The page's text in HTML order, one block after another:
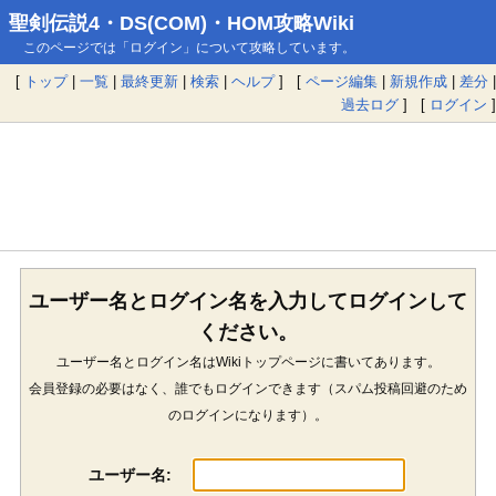
聖剣伝説4・DS(COM)・HOM攻略Wiki
このページでは「ログイン」について攻略しています。
[ トップ| 一覧 | 最終更新 | 検索 | ヘルプ] [ ページ編集 | 新規作成 | 差分 |
過去ログ ] [ ログイン ]
ユーザー名とログイン名を入力してログインして
ください。
ユーザー名とログイン名はWikiトップページに書いてあります。
会員登録の必要はなく、誰でもログインできます（スパム投稿回避のため
のログインになります）。
ユーザー名: